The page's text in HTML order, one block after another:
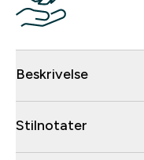
Beskrivelse
Stilnotater